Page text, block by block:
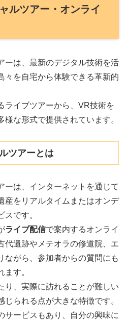
ルツアー・オンライ
ーは、最新のデジタル技術を活
々を自宅から体験できる革新的
ライブツアーから、VR技術を
な形式で提供されています。
ツアーとは
ーは、インターネットを通じて
産をリアルタイムまたはオンデ
です。
ライブ配信で案内するオンライ
代遺跡やメテオラの修道院、エ
ながら、参加者からの質問にも
ます。
り、実際に訪れることが難しい
られる点が大きな特徴です。
サービスもあり、自分の興味に